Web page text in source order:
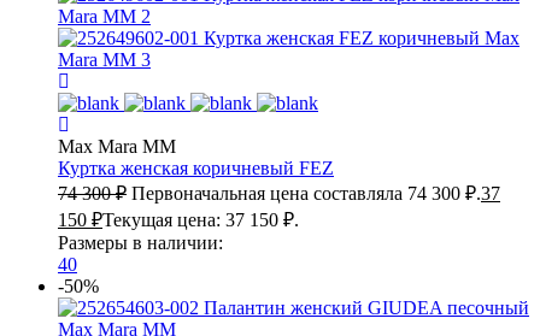
Max Mara MM
Куртка женская коричневый FEZ
74 300₽ Первоначальная цена составляла 74 300 ₽.37
150 ₽Текущая цена: 37 150 ₽.
Размеры в наличии:
40
-50%